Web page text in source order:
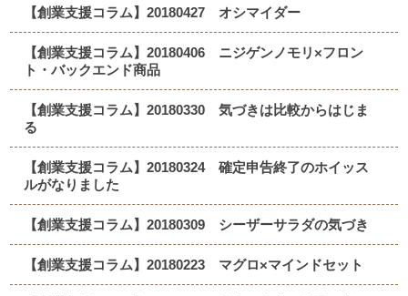
【創業支援コラム】20180427 オシマイダー
【創業支援コラム】20180406 ニジゲンノモリ×フロン
ト・バックエンド商品
【創業支援コラム】20180330 気づきは比較からはじま
る
【創業支援コラム】20180324 確定申告終了のホイッス
ルがなりました
【創業支援コラム】20180309 シーザーサラダの気づき
【創業支援コラム】20180223 マグロ×マインドセット